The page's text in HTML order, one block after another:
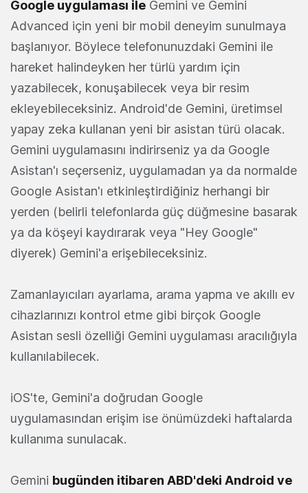
Google uygulaması ile Gemini ve Gemini
Advanced için yeni bir mobil deneyim sunulmaya
başlanıyor. Böylece telefonunuzdaki Gemini ile
hareket halindeyken her türlü yardım için
yazabilecek, konuşabilecek veya bir resim
ekleyebileceksiniz. Android'de Gemini, üretimsel
yapay zeka kullanan yeni bir asistan türü olacak.
Gemini uygulamasını indirirseniz ya da Google
Asistan'ı seçerseniz, uygulamadan ya da normalde
Google Asistan'ı etkinleştirdiğiniz herhangi bir
yerden (belirli telefonlarda güç düğmesine basarak
ya da köşeyi kaydırarak veya "Hey Google"
diyerek) Gemini'a erişebileceksiniz.
Zamanlayıcıları ayarlama, arama yapma ve akıllı ev
cihazlarınızı kontrol etme gibi birçok Google
Asistan sesli özelliği Gemini uygulaması aracılığıyla
kullanılabilecek.
iOS'te, Gemini'a doğrudan Google
uygulamasından erişim ise önümüzdeki haftalarda
kullanıma sunulacak.
Gemini bugünden itibaren ABD'deki Android ve